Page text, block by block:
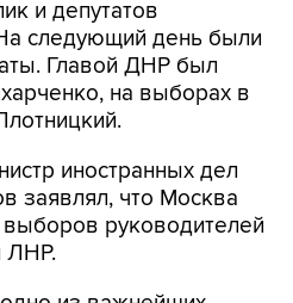
и депутатов
следующий день были
Главой ДНР был
на выборах в
иностранных дел
заявлял, что Москва
выборов руководителей
ЛНР.